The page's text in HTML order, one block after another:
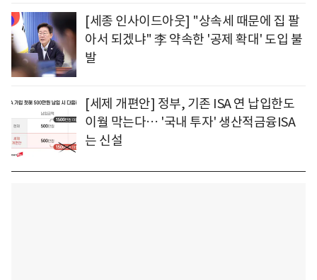
[세종 인사이드아웃] "상속세 때문에 집 팔
아서 되겠냐" 李 약속한 '공제 확대' 도입 불
발
[세제 개편안] 정부, 기존 ISA 연 납입한도
이월 막는다… '국내 투자' 생산적금융ISA
는 신설